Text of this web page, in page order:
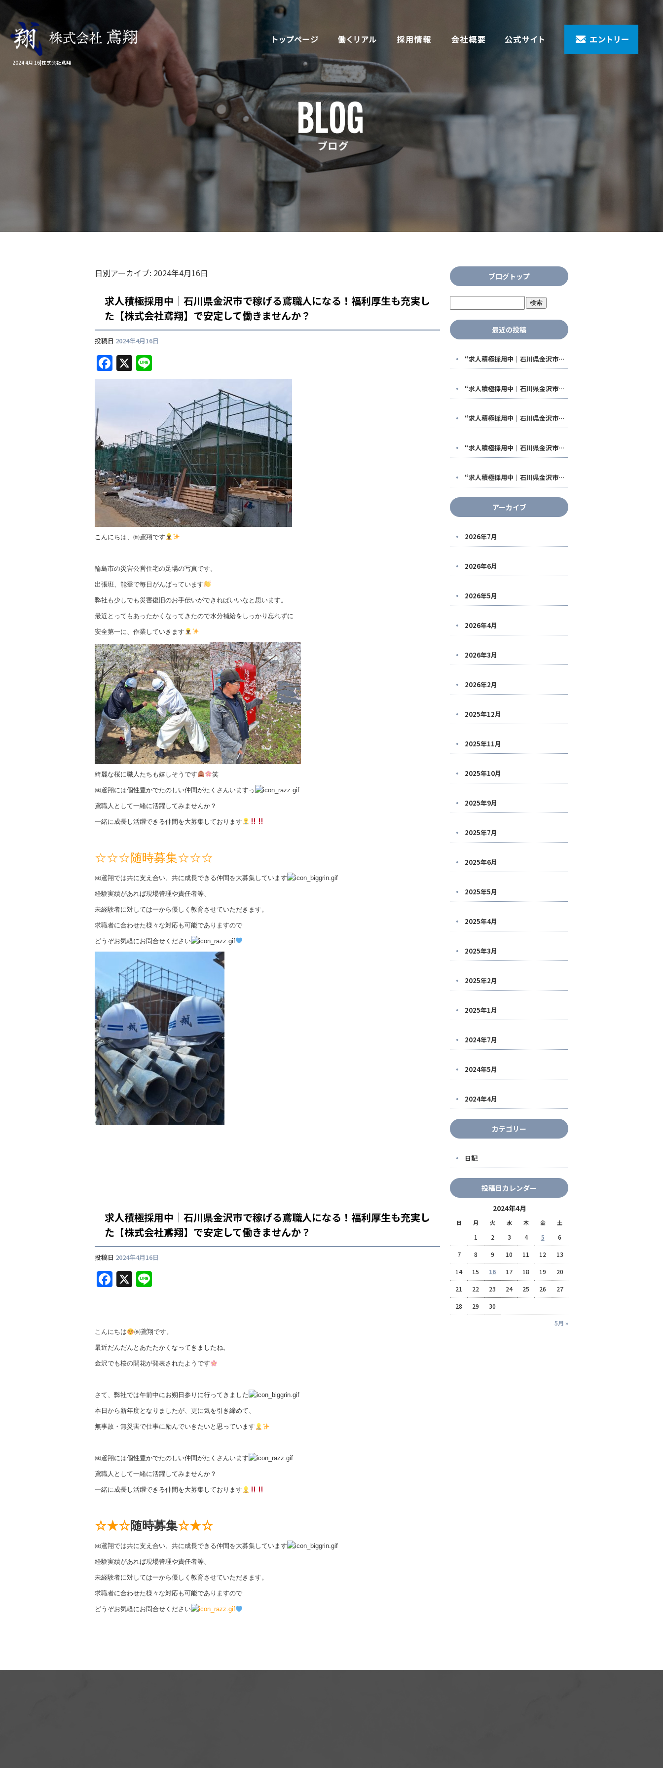
2024 4月 16|株式会社鳶翔
日別アーカイブ: 2024年4月16日
求人積極採用中｜石川県金沢市で稼げる鳶職人になる！福利厚生も充実し
た【株式会社鳶翔】で安定して働きませんか？
投稿日 2024年4月16日
F
a
b
o
o
k
X
n
こんにちは、㈱鳶翔です
輪島市の災害公営住宅の足場の写真です。
出張班、能登で毎日がんばっています
弊社も少しでも災害復旧のお手伝いができればいいなと思います。
最近とってもあったかくなってきたので水分補給をしっかり忘れずに
安全第一に、作業していきます
綺麗な桜に職人たちも嬉しそうです 笑
㈱鳶翔には個性豊かでたのしい仲間がたくさんいますっ
鳶職人として一緒に活躍してみませんか？
一緒に成長し活躍できる仲間を大募集しております
☆☆☆随時募集☆☆☆
㈱鳶翔では共に支え合い、共に成長できる仲間を大募集しています
経験実績があれば現場管理や責任者等、
未経験者に対しては一から優しく教育させていただきます。
求職者に合わせた様々な対応も可能でありますので
どうぞお気軽にお問合せください
求人積極採用中｜石川県金沢市で稼げる鳶職人になる！福利厚生も充実し
た【株式会社鳶翔】で安定して働きませんか？
投稿日 2024年4月16日
F
e
b
o
o
k
X
こんにちは ㈱鳶翔です。
最近だんだんとあたたかくなってきましたね。
金沢でも桜の開花が発表されたようです
さて、弊社では午前中にお朔日参りに行ってきました
本日から新年度となりましたが、更に気を引き締めて、
無事故・無災害で仕事に励んでいきたいと思っています
㈱鳶翔には個性豊かでたのしい仲間がたくさんいます
鳶職人として一緒に活躍してみませんか？
一緒に成長し活躍できる仲間を大募集しております
☆★☆随時募集☆★☆
㈱鳶翔では共に支え合い、共に成長できる仲間を大募集しています
経験実績があれば現場管理や責任者等、
未経験者に対しては一から優しく教育させていただきます。
求職者に合わせた様々な対応も可能でありますので
どうぞお気軽にお問合せください
ブログトップ
最近の投稿
“求人積極採用中｜石川県金沢市で稼げる鳶職人になる！福利厚生も充実した【株式会社鳶翔】で安定して働きませんか？
“求人積極採用中｜石川県金沢市で稼げる鳶職人になる！福利厚生も充実した【株式会社鳶翔】で安定して働きませんか？
“求人積極採用中｜石川県金沢市で稼げる鳶職人になる！福利厚生も充実した【株式会社鳶翔】で安定して働きませんか？
“求人積極採用中｜石川県金沢市で稼げる鳶職人になる！福利厚生も充実した【株式会社鳶翔】で安定して働きませんか？
“求人積極採用中｜石川県金沢市で稼げる鳶職人になる！福利厚生も充実した【株式会社鳶翔】で安定して働きませんか？
アーカイブ
2026年7月
2026年6月
2026年5月
2026年4月
2026年3月
2026年2月
2025年12月
2025年11月
2025年10月
2025年9月
2025年7月
2025年6月
2025年5月
2025年4月
2025年3月
2025年2月
2025年1月
2024年7月
2024年5月
2024年4月
カテゴリー
日記
投稿日カレンダー
2024年4月
日 月 火 水 木 金 土
5月 »
1 2 3 4 5 6
7 8 9 10 11 12 13
14 15 16 17 18 19 20
21 22 23 24 25 26 27
28 29 30